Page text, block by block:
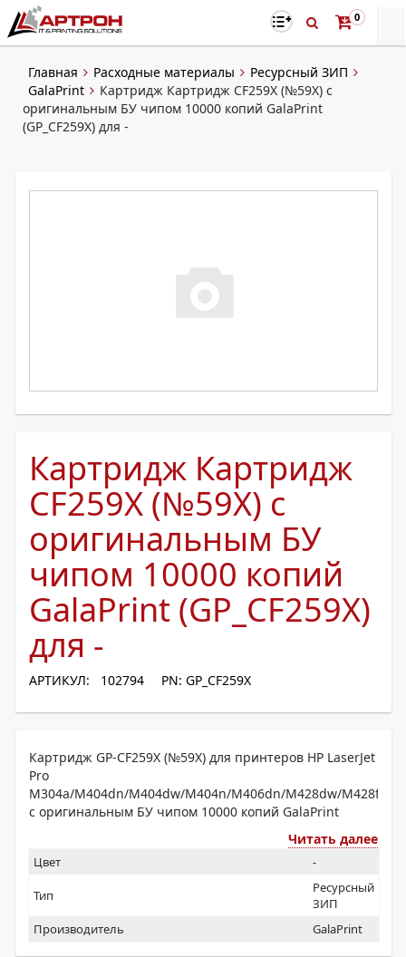
0
Главная Расходные материалы
Ресурсный ЗИП
GalaPrint
Картридж Картридж CF259X (№59X) с
оригинальным БУ чипом 10000 копий GalaPrint
(GP_CF259X) для -
Картридж Картридж
CF259X (№59X) с
оригинальным БУ
чипом 10000 копий
GalaPrint (GP_CF259X)
для -
АРТИКУЛ: 102794 PN: GP_CF259X
Картридж GP-CF259X (№59X) для принтеров HP LaserJet
Pro
M304a/M404dn/M404dw/M404n/M406dn/M428dw/M428fdn/
с оригинальным БУ чипом 10000 копий GalaPrint
Читать далее
Цвет -
Тип
Ресурсный
ЗИП
Производитель
GalaPrint